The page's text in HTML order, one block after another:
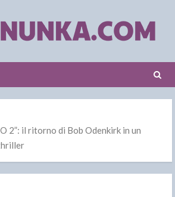
2”: il ritorno di Bob Odenkirk in un